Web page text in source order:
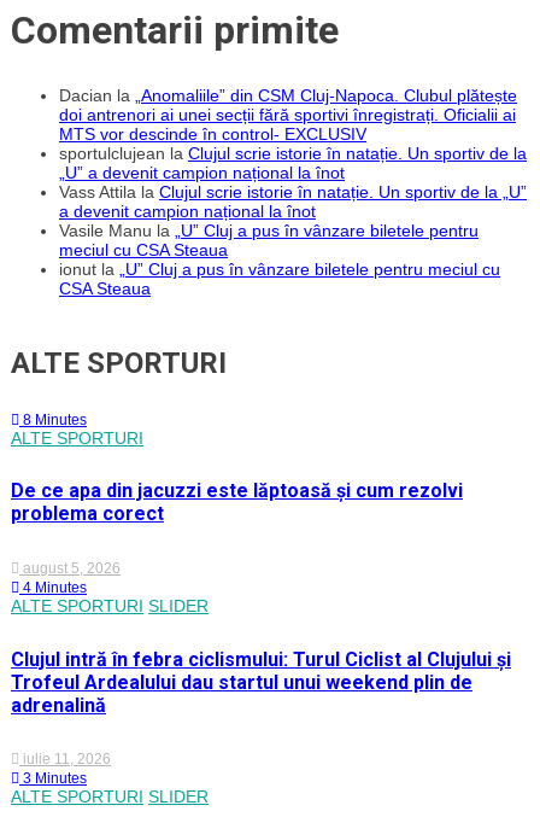
Comentarii primite
Dacian la
„Anomaliile” din CSM Cluj-Napoca. Clubul plătește
doi antrenori ai unei secții fără sportivi înregistrați. Oficialii ai
MTS vor descinde în control- EXCLUSIV
sportulclujean la Clujul scrie istorie în natație. Un sportiv de la
„U” a devenit campion național la înot
Vass Attila la Clujul scrie istorie în natație. Un sportiv de la „U”
a devenit campion național la înot
Vasile Manu la
„U” Cluj a pus în vânzare biletele pentru
meciul cu CSA Steaua
ionut la
„U” Cluj a pus în vânzare biletele pentru meciul cu
CSA Steaua
ALTE SPORTURI
8 Minutes
ALTE SPORTURI
De ce apa din jacuzzi este lăptoasă și cum rezolvi
problema corect
august 5, 2026
4 Minutes
ALTE SPORTURI SLIDER
Clujul intră în febra ciclismului: Turul Ciclist al Clujului și
Trofeul Ardealului dau startul unui weekend plin de
adrenalină
iulie 11, 2026
3 Minutes
ALTE SPORTURI SLIDER